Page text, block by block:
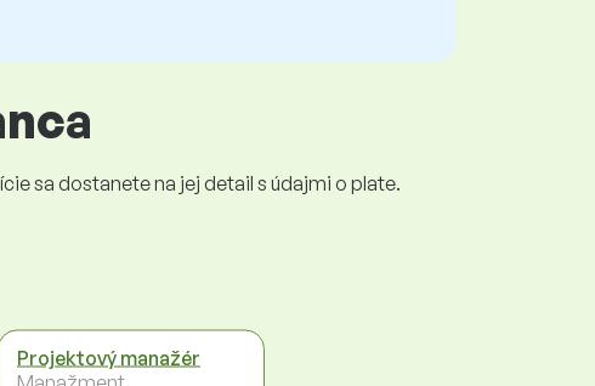
sa dostanete na jej detail s údajmi o plate.
Projektový manažér